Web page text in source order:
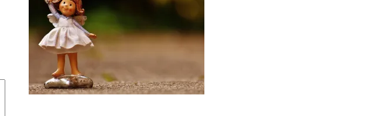
rankų darbo indai
keičia požiūrį į namų
estetiką